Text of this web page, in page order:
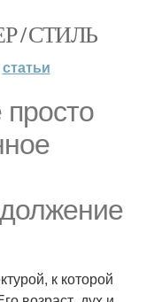
/ СТИЛЬ
статьи
к которой